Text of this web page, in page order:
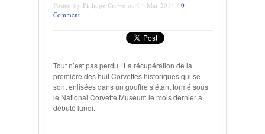
Posted by Philippe Crowe on 04 Mar 2014 / 0
Comment
Tout n’est pas perdu ! La récupération de la
première des huit Corvettes historiques qui se
sont enlisées dans un gouffre s’étant formé sous
le National Corvette Museum le mois dernier a
débuté lundi.